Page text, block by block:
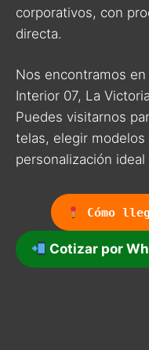
corporativos, con
directa.
Nos encontramos
Interior 07, La
Puedes visitarnos
telas, elegir
personalización
Cómo
Cotizar por